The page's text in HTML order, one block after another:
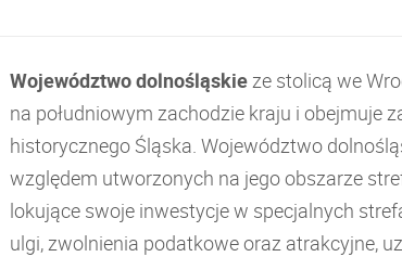
Województwo dolnośląskieze stolicą we
na południowym zachodzie kraju i obejmuje
historycznego Śląska. Województwo
względem utworzonych na jego obszarze
lokujące swoje inwestycje w specjalnych
ulgi, zwolnienia podatkowe oraz atrakcyjne,